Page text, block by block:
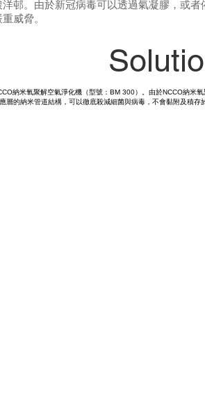
邨。由於新冠病毒可以透過氣凝膠，或
威脅。
納米氧聚解空氣淨化機（型號：BM 300）。由於NCCO納米
層的納米管道結構，可以徹底殺減細菌與病毒，不會黏附及積存